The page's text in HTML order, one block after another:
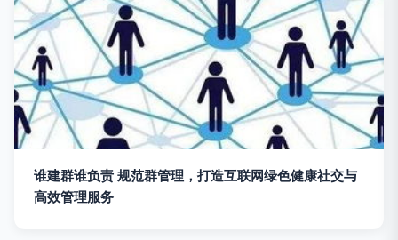
谁建群谁负责 规范群管理，打造互联网绿色健康社交与
高效管理服务